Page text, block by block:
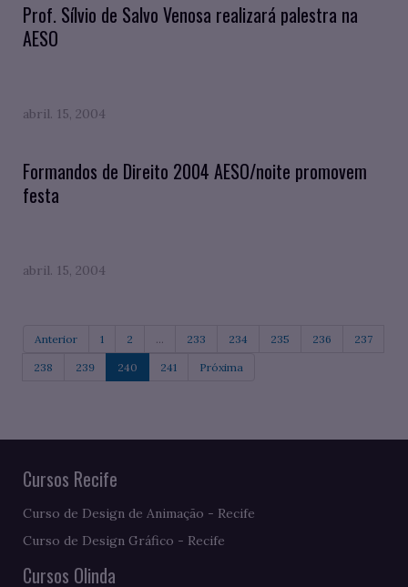
Prof. Sílvio de Salvo Venosa realizará palestra na
AESO
abril. 15, 2004
Formandos de Direito 2004 AESO/noite promovem
festa
abril. 15, 2004
Anterior 1 2 ... 233 234 235 236 237
238 239 240 241 Próxima
Cursos Recife
Curso de Design de Animação - Recife
Curso de Design Gráfico - Recife
Cursos Olinda